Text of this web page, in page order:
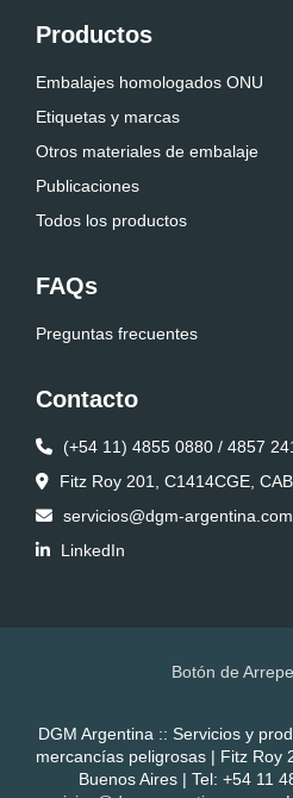
Productos
Embalajes homologados ONU
Etiquetas y marcas
Otros materiales de embalaje
Publicaciones
Todos los productos
FAQs
Preguntas frecuentes
Contacto
(+54 11) 4855 0880 / 4857
Fitz Roy 201, C1414CGE,
servicios@dgm-
LinkedIn
Botón de
DGM Argentina :: Servicios y
mercancías peligrosas | Fitz Roy
Buenos Aires | Tel: +54 11